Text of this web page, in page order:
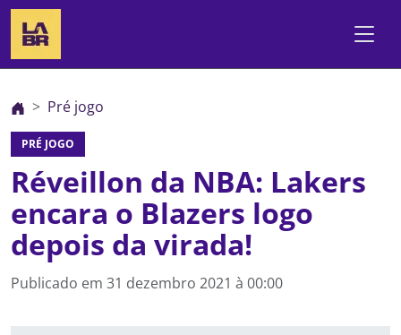
Pré jogo
PRÉ JOGO
Réveillon da NBA: Lakers
encara o Blazers logo
depois da virada!
Publicado em 31 dezembro 2021 à 00:00